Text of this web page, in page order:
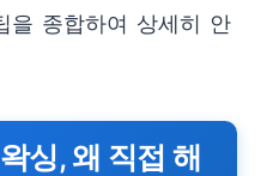
을 종합하여 상세히 안
싱, 왜 직접 해